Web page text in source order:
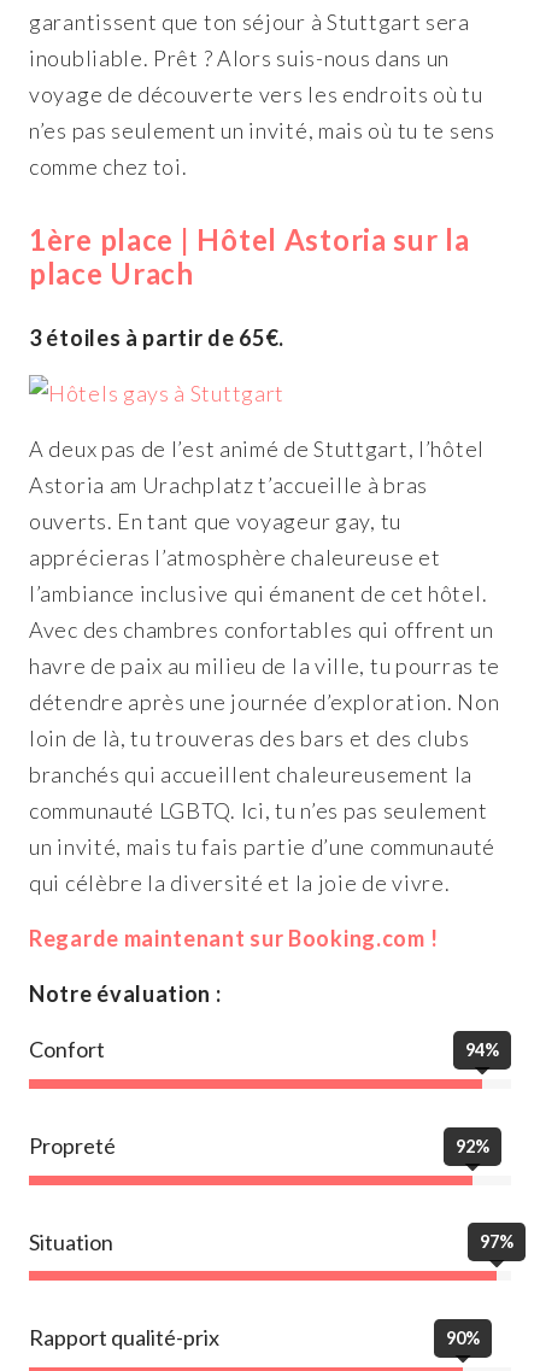
garantissent que ton séjour à Stuttgart sera
inoubliable. Prêt ? Alors suis-nous dans un
voyage de découverte vers les endroits où tu
n’es pas seulement un invité, mais où tu te sens
comme chez toi.
1ère place | Hôtel Astoria sur la
place Urach
3 étoiles à partir de 65€.
A deux pas de l’est animé de Stuttgart, l’hôtel
Astoria am Urachplatz t’accueille à bras
ouverts. En tant que voyageur gay, tu
apprécieras l’atmosphère chaleureuse et
l’ambiance inclusive qui émanent de cet hôtel.
Avec des chambres confortables qui offrent un
havre de paix au milieu de la ville, tu pourras te
détendre après une journée d’exploration. Non
loin de là, tu trouveras des bars et des clubs
branchés qui accueillent chaleureusement la
communauté LGBTQ. Ici, tu n’es pas seulement
un invité, mais tu fais partie d’une communauté
qui célèbre la diversité et la joie de vivre.
Regarde maintenant sur Booking.com !
Notre évaluation :
Confort 94%
Propreté 92%
Situation 97%
Rapport qualité-prix 90%